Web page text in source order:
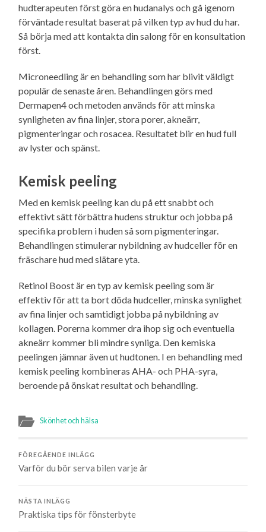
hudterapeuten först göra en hudanalys och gå igenom
förväntade resultat baserat på vilken typ av hud du har.
Så börja med att kontakta din salong för en konsultation
först.
Microneedling är en behandling som har blivit väldigt
populär de senaste åren. Behandlingen görs med
Dermapen4 och metoden används för att minska
synligheten av fina linjer, stora porer, akneärr,
pigmenteringar och rosacea. Resultatet blir en hud full
av lyster och spänst.
Kemisk peeling
Med en kemisk peeling kan du på ett snabbt och
effektivt sätt förbättra hudens struktur och jobba på
specifika problem i huden så som pigmenteringar.
Behandlingen stimulerar nybildning av hudceller för en
fräschare hud med slätare yta.
Retinol Boost är en typ av kemisk peeling som är
effektiv för att ta bort döda hudceller, minska synlighet
av fina linjer och samtidigt jobba på nybildning av
kollagen. Porerna kommer dra ihop sig och eventuella
akneärr kommer bli mindre synliga. Den kemiska
peelingen jämnar även ut hudtonen. I en behandling med
kemisk peeling kombineras AHA- och PHA-syra,
beroende på önskat resultat och behandling.
Skönhet och hälsa
FÖREGÅENDE INLÄGG
Varför du bör serva bilen varje år
NÄSTA INLÄGG
Praktiska tips för fönsterbyte